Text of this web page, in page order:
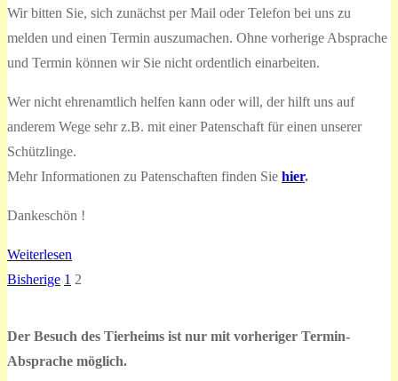
Wir bitten Sie, sich zunächst per Mail oder Telefon bei uns zu
melden und einen Termin auszumachen. Ohne vorherige Absprache
und Termin können wir Sie nicht ordentlich einarbeiten.
Wer nicht ehrenamtlich helfen kann oder will, der hilft uns auf
anderem Wege sehr z.B. mit einer Patenschaft für einen unserer
Schützlinge.
Mehr Informationen zu Patenschaften finden Sie hier.
Dankeschön !
Weiterlesen
Seitennummerierung
Beiträge
Bisherige 1 2
Der Besuch des Tierheims ist nur mit vorheriger Termin-
Absprache möglich.